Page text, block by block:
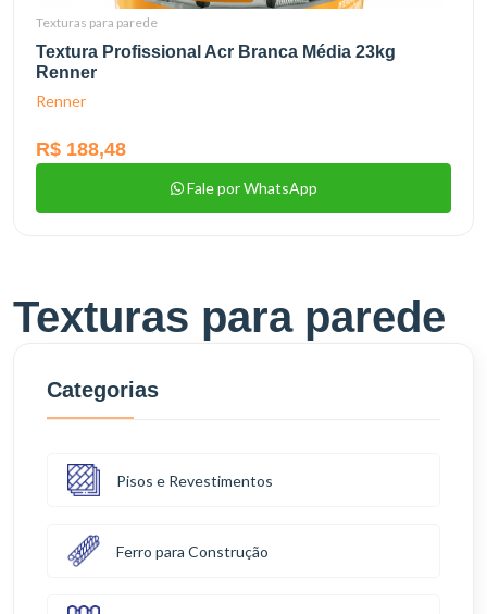
Texturas para parede
Textura Profissional Acr Branca Média 23kg
Renner
Renner
R$ 188,48
Fale por WhatsApp
Texturas para parede
Categorias
Pisos e Revestimentos
Ferro para Construção